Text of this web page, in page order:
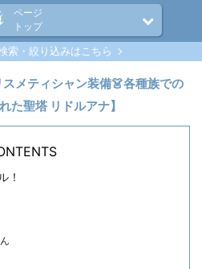
ページ
トップ
索・絞り込みはこちら
スメティシャン装備👗各種族での
た聖塔 リドルアナ】
！